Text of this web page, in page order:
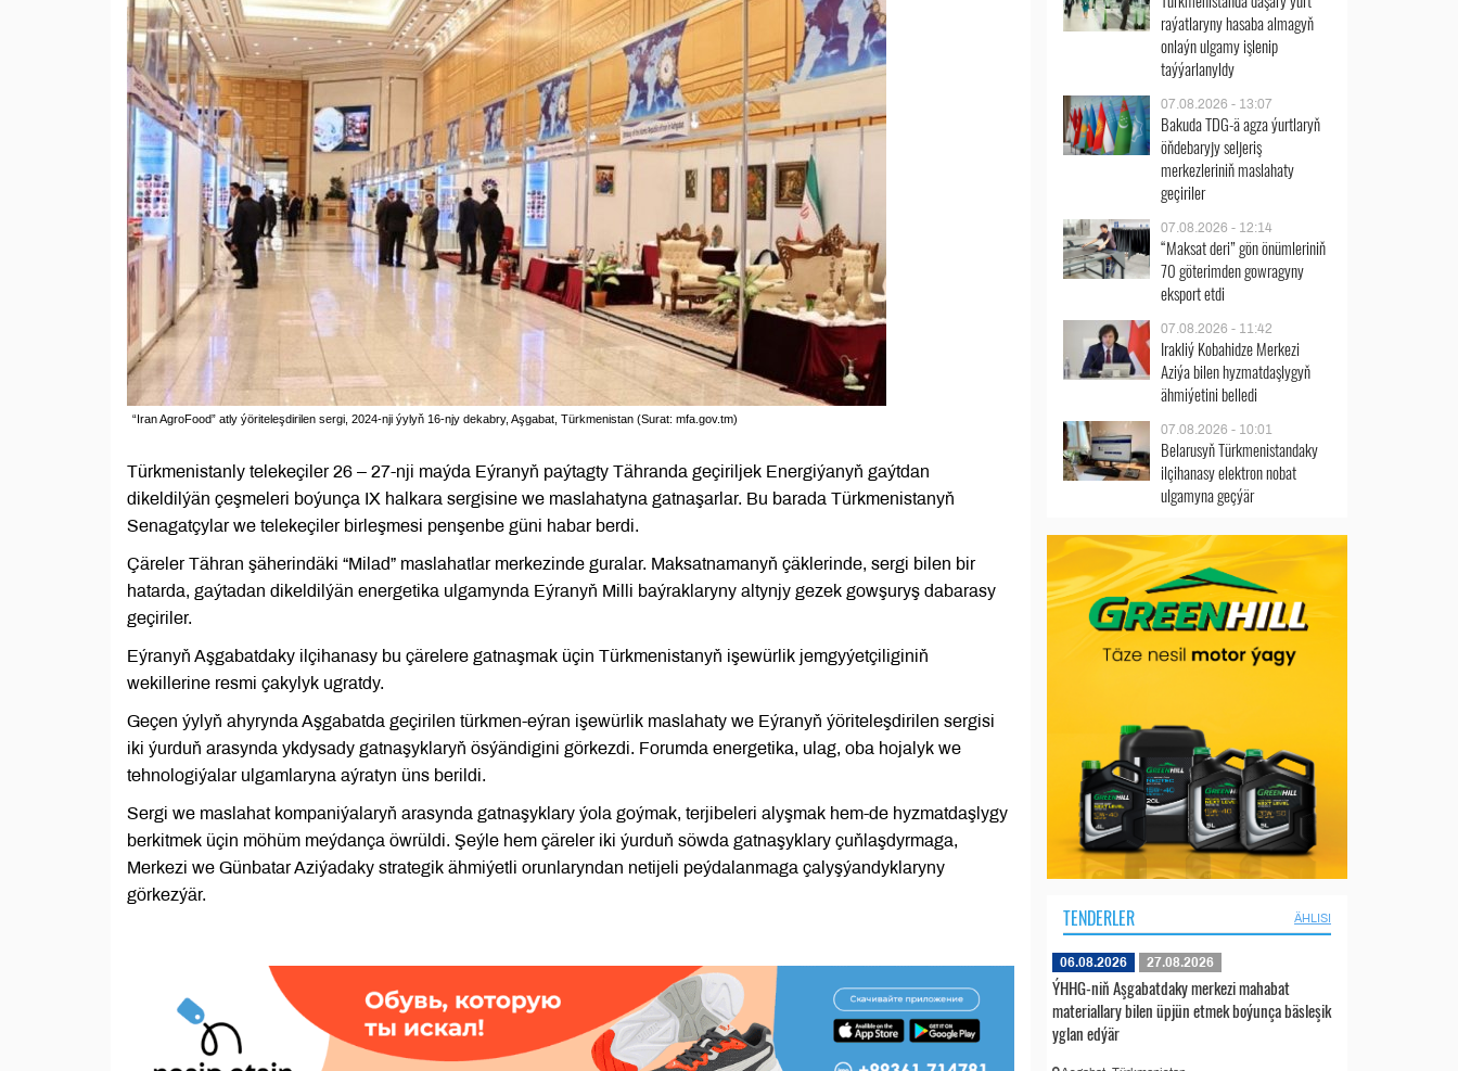
“Iran AgroFood” atly ýöriteleşdirilen sergi, 2024-nji ýylyň 16-njy dekabry, Aşgabat, Türkmenistan (Surat: mfa.gov.tm)
Türkmenistanly telekeçiler 26 – 27-nji maýda Eýranyň paýtagty Tähranda geçiriljek Energiýanyň gaýtdan
dikeldilýän çeşmeleri boýunça IX halkara sergisine we maslahatyna gatnaşarlar. Bu barada Türkmenistanyň
Senagatçylar we telekeçiler birleşmesi penşenbe güni habar berdi.
Çäreler Tähran şäherindäki “Milad” maslahatlar merkezinde guralar. Maksatnamanyň çäklerinde, sergi bilen bir
hatarda, gaýtadan dikeldilýän energetika ulgamynda Eýranyň Milli baýraklaryny altynjy gezek gowşuryş dabarasy
geçiriler.
Eýranyň Aşgabatdaky ilçihanasy bu çärelere gatnaşmak üçin Türkmenistanyň işewürlik jemgyýetçiliginiň
wekillerine resmi çakylyk ugratdy.
Geçen ýylyň ahyrynda Aşgabatda geçirilen türkmen-eýran işewürlik maslahaty we Eýranyň ýöriteleşdirilen sergisi
iki ýurduň arasynda ykdysady gatnaşyklaryň ösýändigini görkezdi. Forumda energetika, ulag, oba hojalyk we
tehnologiýalar ulgamlaryna aýratyn üns berildi.
Sergi we maslahat kompaniýalaryň arasynda gatnaşyklary ýola goýmak, terjibeleri alyşmak hem-de hyzmatdaşlygy
berkitmek üçin möhüm meýdança öwrüldi. Şeýle hem çäreler iki ýurduň söwda gatnaşyklary çuňlaşdyrmaga,
Merkezi we Günbatar Aziýadaky strategik ähmiýetli orunlaryndan netijeli peýdalanmaga çalyşýandyklaryny
görkezýär.
raýatlaryny hasaba almagyň
onlaýn ulgamy işlenip
taýýarlanyldy
07.08.2026 - 13:07
Bakuda TDG-ä agza ýurtlaryň
öňdebaryjy seljeriş
merkezleriniň maslahaty
geçiriler
07.08.2026 - 12:14
“Maksat deri” gön önümleriniň
70 göterimden gowragyny
eksport etdi
07.08.2026 - 11:42
Irakliý Kobahidze Merkezi
Aziýa bilen hyzmatdaşlygyň
ähmiýetini belledi
07.08.2026 - 10:01
Belarusyň Türkmenistandaky
ilçihanasy elektron nobat
ulgamyna geçýär
TENDERLER ÄHLISI
06.08.2026 27.08.2026
ÝHHG-niň Aşgabatdaky merkezi mahabat
materiallary bilen üpjün etmek boýunça bäsleşik
yglan edýär